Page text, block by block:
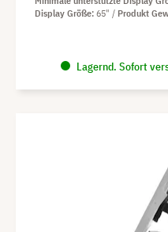
Lagernd. Sofort
Display Größe 65" Produkt